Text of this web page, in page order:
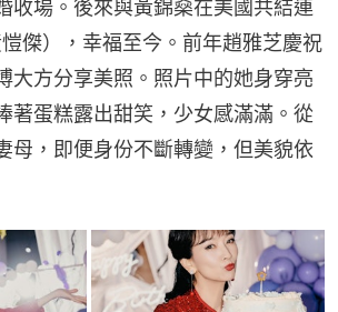
收場。後來與黃錦燊在美國共結連
傑），幸福至今。前年趙雅芝慶祝
大方分享美照。照片中的她身穿亮
著蛋糕露出甜笑，少女感滿滿。從
母，即便身份不斷轉變，但美貌依